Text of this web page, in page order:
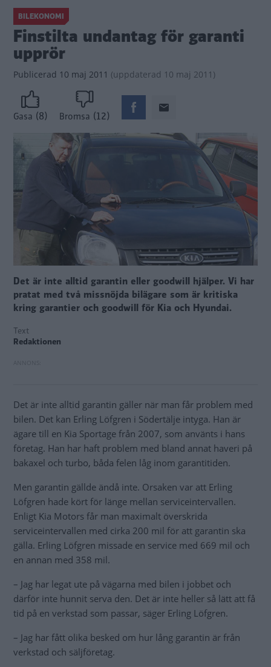
BILEKONOMI
Finstilta undantag för garanti
upprör
Publicerad 10 maj 2011 (uppdaterad 10 maj 2011)
Gasa (8) Bromsa (12)
Det är inte alltid garantin eller goodwill hjälper. Vi har
pratat med två missnöjda bilägare som är kritiska
kring garantier och goodwill för Kia och Hyundai.
Text
Redaktionen
Det är inte alltid garantin gäller när man får problem med
bilen. Det kan Erling Löfgren i Södertälje intyga. Han är
ägare till en Kia Sportage från 2007, som använts i hans
företag. Han har haft problem med bland annat haveri på
bakaxel och turbo, båda felen låg inom garantitiden.
Men garantin gällde ändå inte. Orsaken var att Erling
Löfgren hade kört för länge mellan serviceintervallen.
Enligt Kia Motors får man maximalt överskrida
serviceintervallen med cirka 200 mil för att garantin ska
gälla. Erling Löfgren missade en service med 669 mil och
en annan med 358 mil.
– Jag har legat ute på vägarna med bilen i jobbet och
därför inte hunnit serva den. Det är inte heller så lätt att få
tid på en verkstad som passar, säger Erling Löfgren.
– Jag har fått olika besked om hur lång garantin är från
verkstad och säljföretag.